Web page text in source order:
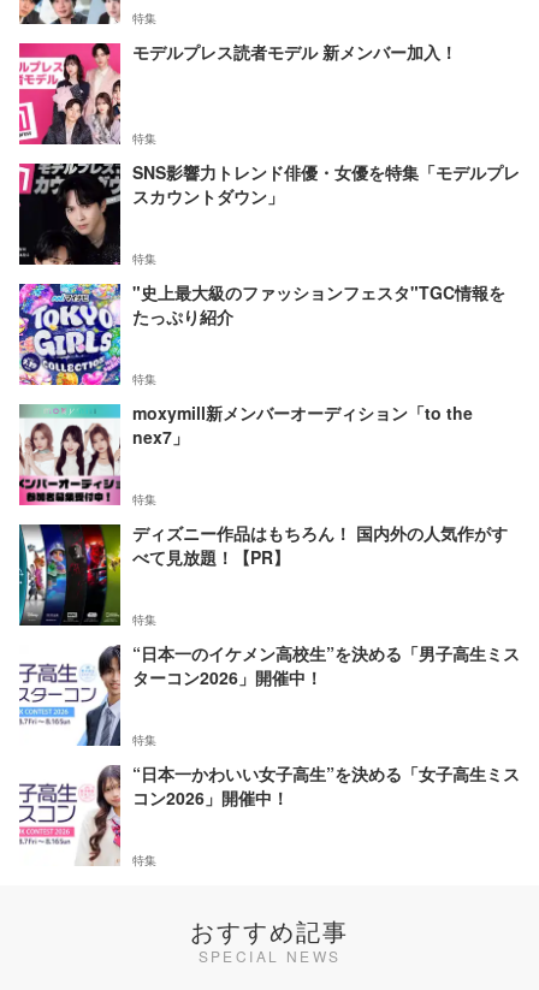
特集
モデルプレス読者モデル 新メンバー加入！
特集
SNS影響力トレンド俳優・女優を特集「モデルプレ
スカウントダウン」
特集
"史上最大級のファッションフェスタ"TGC情報を
たっぷり紹介
特集
moxymill新メンバーオーディション「to the
nex7」
特集
ディズニー作品はもちろん！ 国内外の人気作がす
べて見放題！【PR】
特集
“日本一のイケメン高校生”を決める「男子高生ミス
ターコン2026」開催中！
特集
“日本一かわいい女子高生”を決める「女子高生ミス
コン2026」開催中！
特集
おすすめ記事
SPECIAL NEWS